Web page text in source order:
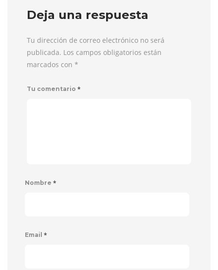
Deja una respuesta
Tu dirección de correo electrónico no será
publicada. Los campos obligatorios están
marcados con *
Tu comentario *
Nombre *
Email *